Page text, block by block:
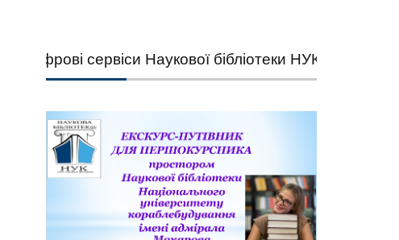
Цифрові сервіси Наукової бібліотеки НУК — швидкий